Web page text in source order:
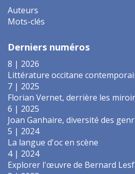
Auteurs
Mots-clés
Derniers numéros
8 | 2026
Littérature occitane
7 | 2025
Florian Vernet, derrière les
6 | 2025
Joan Ganhaire, diversité des
5 | 2024
La langue d'oc en scène
4 | 2024
Explorer l'œuvre de Bernard